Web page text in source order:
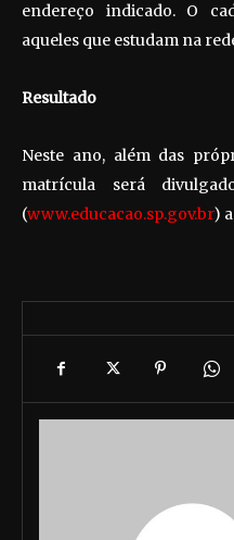
endereço indicado. O
aqueles que estudam na
Resultado
Neste ano, além das
matrícula será
(www.educacao.sp.gov.br)